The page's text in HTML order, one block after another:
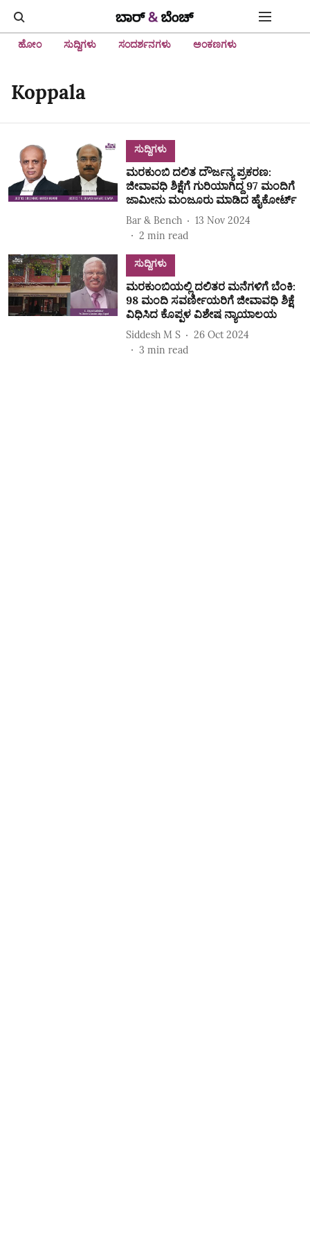
ಹೋಂ ಸುದ್ದಿಗಳು ಸಂದರ್ಶನಗಳು ಅಂಕಣಗಳು
Koppala
ಸುದ್ದಿಗಳು
ಮರಕುಂಬಿ ದಲಿತ ದೌರ್ಜನ್ಯ ಪ್ರಕರಣ:
ಜೀವಾವಧಿ ಶಿಕ್ಷೆಗೆ ಗುರಿಯಾಗಿದ್ದ 97 ಮಂದಿಗೆ
ಜಾಮೀನು ಮಂಜೂರು ಮಾಡಿದ ಹೈಕೋರ್ಟ್‌
Bar & Bench
13 Nov 2024
2 min read
ಸುದ್ದಿಗಳು
ಮರಕುಂಬಿಯಲ್ಲಿ ದಲಿತರ ಮನೆಗಳಿಗೆ ಬೆಂಕಿ:
98 ಮಂದಿ ಸವರ್ಣೀಯರಿಗೆ ಜೀವಾವಧಿ ಶಿಕ್ಷೆ
ವಿಧಿಸಿದ ಕೊಪ್ಪಳ ವಿಶೇಷ ನ್ಯಾಯಾಲಯ
Siddesh M S
26 Oct 2024
3 min read